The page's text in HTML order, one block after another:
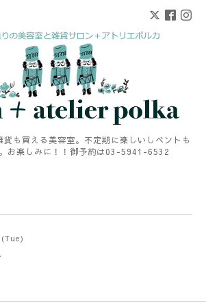
も買える美容室。不定期に楽しいしベントも
お楽しみに！！御予約は03-5941-6532